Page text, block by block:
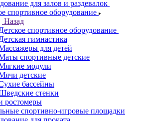
для залов и раздевалок
спортивное оборудование
Назад
спортивное оборудование
гимнастика
для детей
спортивные детские
модули
детские
бассейны
стенки
ростомеры
спортивно-игровые площадки